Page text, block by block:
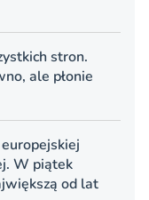
stron.
ale płonie
W piątek
od lat